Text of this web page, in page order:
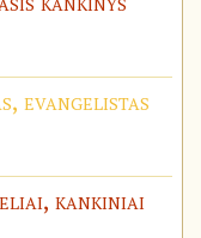
evangelistas
kankiniai